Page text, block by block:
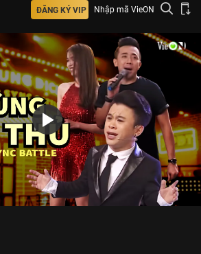
ĐĂNG KÝ VIP Nhập mã VieON